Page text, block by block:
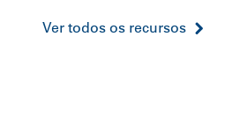
Ver todos os recursos